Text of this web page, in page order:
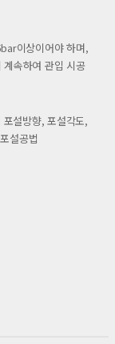
이상이어야 하며,
속하여 관입 시공
설방향, 포설각도,
설공법